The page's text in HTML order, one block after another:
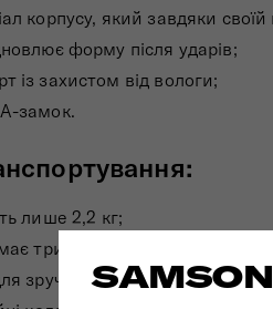
корпусу, який завдяки своїй
форму після ударів;
із захистом від вологи;
замок.
лише 2,2 кг;
три рівня довжини;
зручного перенесення;